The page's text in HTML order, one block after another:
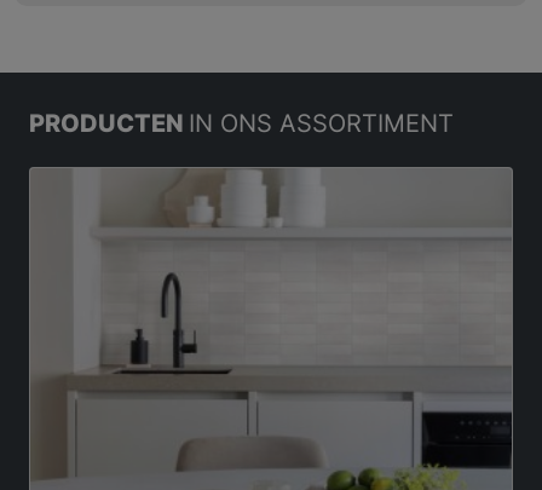
PRODUCTEN IN ONS ASSORTIMENT